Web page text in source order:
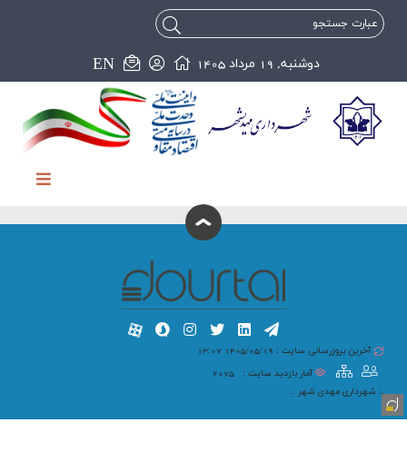
دوشنبه, 19 مرداد 1405 EN
آخرین بروزرسانی سایت : 1405/05/19 13:07
آمار بازدید سایت :
2075
.: شهرداری مهدی شهر :.